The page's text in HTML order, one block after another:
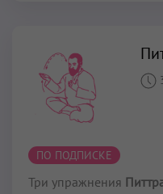
ПО ПОДПИСКЕ
Три упражнения